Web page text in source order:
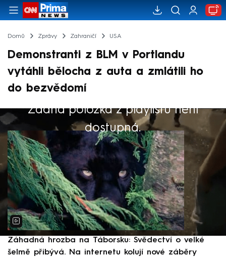
Domů Zprávy Zahraničí USA
Demonstranti z BLM v Portlandu
vytáhli bělocha z auta a zmlátili ho
do bezvědomí
Žádná položka z playlistu není
dostupná.
Výběr redakce
Záhadná hrozba na Táborsku: Svědectví o velké
šelmě přibývá. Na internetu kolují nové záběry